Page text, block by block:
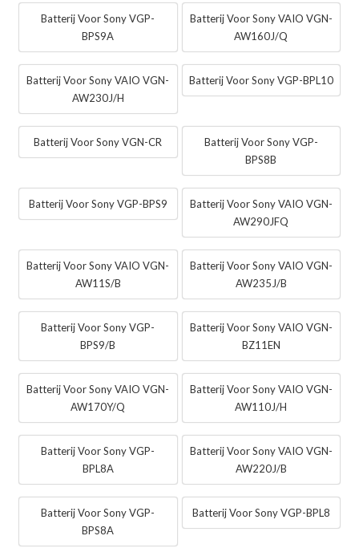
Batterij Voor Sony VGP-
BPS9A
Batterij Voor Sony VAIO VGN-
AW160J/Q
Batterij Voor Sony VAIO VGN-
AW230J/H
Batterij Voor Sony VGP-BPL10
Batterij Voor Sony VGN-CR
Batterij Voor Sony VGP-
BPS8B
Batterij Voor Sony VGP-BPS9
Batterij Voor Sony VAIO VGN-
AW290JFQ
Batterij Voor Sony VAIO VGN-
AW11S/B
Batterij Voor Sony VAIO VGN-
AW235J/B
Batterij Voor Sony VGP-
BPS9/B
Batterij Voor Sony VAIO VGN-
BZ11EN
Batterij Voor Sony VAIO VGN-
AW170Y/Q
Batterij Voor Sony VAIO VGN-
AW110J/H
Batterij Voor Sony VGP-
BPL8A
Batterij Voor Sony VAIO VGN-
AW220J/B
Batterij Voor Sony VGP-
BPS8A
Batterij Voor Sony VGP-BPL8